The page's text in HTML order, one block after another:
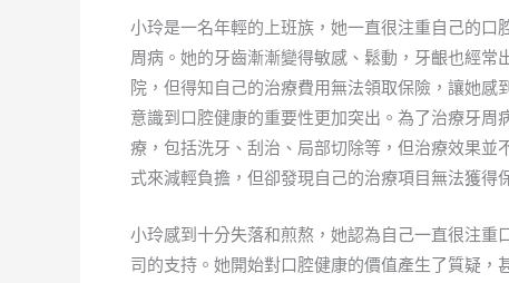
小玲是一名年輕的上班族，她一直很注重自己的
周病。她的牙齒漸漸變得敏感、鬆動，牙齦也經
院，但得知自己的治療費用無法領取保險，讓她
意識到口腔健康的重要性更加突出。為了治療牙周
療，包括洗牙、刮治、局部切除等，但治療效果
式來減輕負擔，但卻發現自己的治療項目無法獲得
小玲感到十分失落和煎熬，她認為自己一直很注
司的支持。她開始對口腔健康的價值產生了質疑